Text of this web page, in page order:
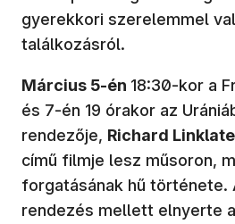
gyerekkori szerelemmel
találkozásról.
Március 5-én 18:30-kor a
és 7-én 19 órakor az
rendezője, Richard
című filmje lesz műsoron,
forgatásának hű története.
rendezés mellett elnyerte